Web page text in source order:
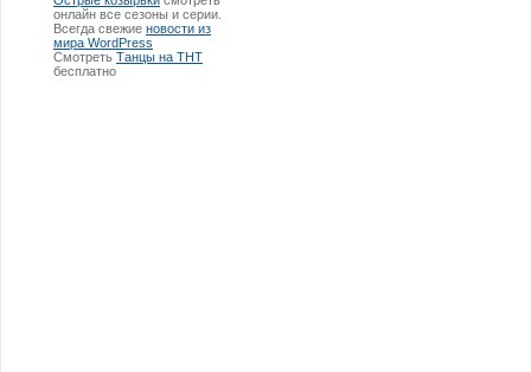
онлайн все сезоны и серии.
Всегда свежие новости из
мира WordPress
Смотреть Танцы на ТНТ
бесплатно